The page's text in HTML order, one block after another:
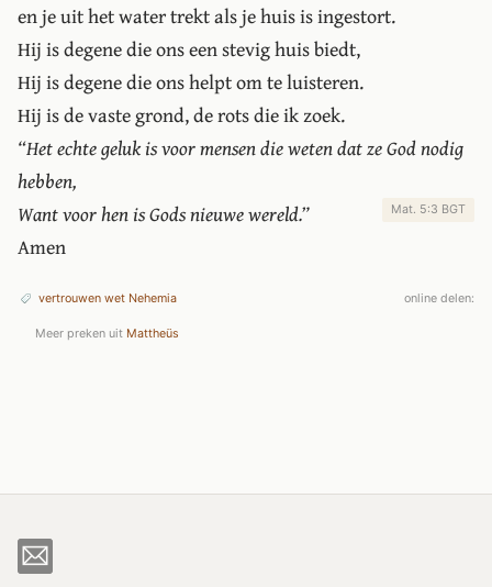
en je uit het water trekt als je huis is ingestort.
Hij is degene die ons een stevig huis biedt,
Hij is degene die ons helpt om te luisteren.
Hij is de vaste grond, de rots die ik zoek.
“Het echte geluk is voor mensen die weten dat ze God nodig
hebben,
Want voor hen is Gods nieuwe wereld.”
Mat. 5:3 BGT
Amen
online delen:
vertrouwen wet Nehemia
Meer preken uit Mattheüs